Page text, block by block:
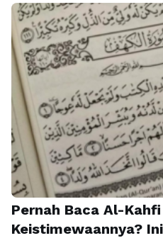
Pernah Baca Al-
Keistimewaannya?